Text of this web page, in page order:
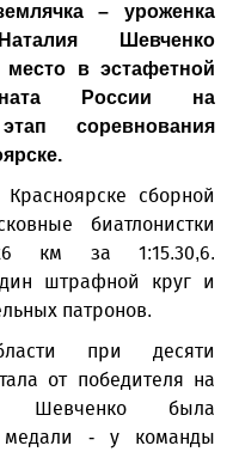
– уроженка
Шевченко
место в эстафетной
России на
соревнования
сборной
биатлонистки
км за 1:15.30,6.
штрафной круг и
патронов.
при десяти
от победителя на
Шевченко была
- у команды